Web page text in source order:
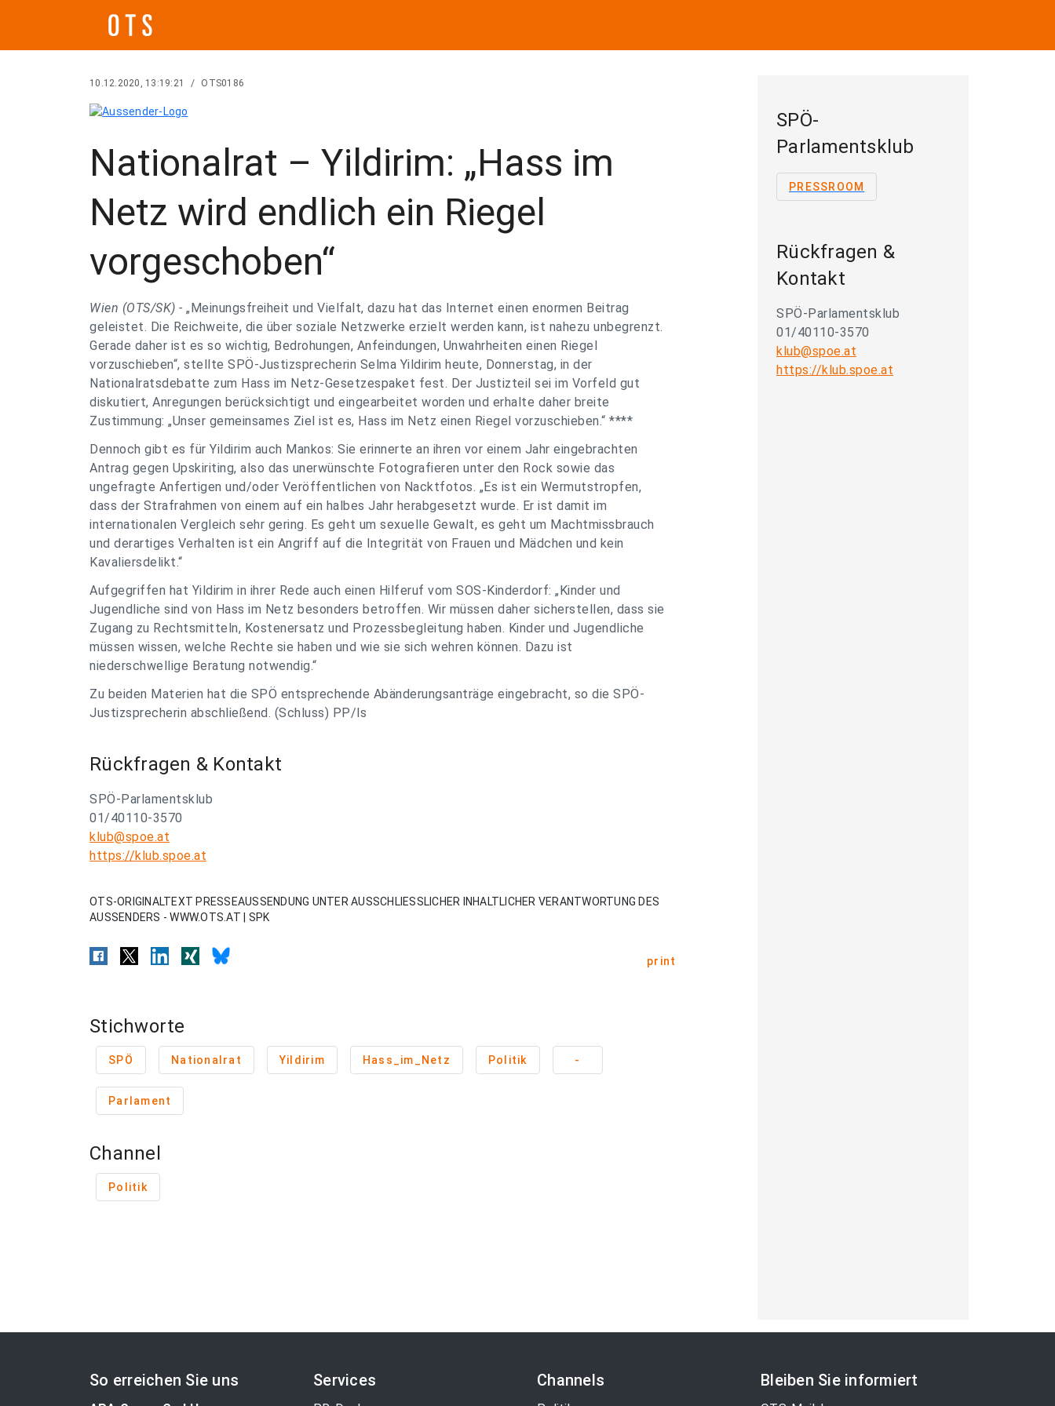
10.12.2020, 13:19:21 / OTS0186
Nationalrat – Yildirim: „Hass im
Netz wird endlich ein Riegel
vorgeschoben“
Wien (OTS/SK) - „Meinungsfreiheit und Vielfalt, dazu hat das Internet einen enormen Beitrag
geleistet. Die Reichweite, die über soziale Netzwerke erzielt werden kann, ist nahezu unbegrenzt.
Gerade daher ist es so wichtig, Bedrohungen, Anfeindungen, Unwahrheiten einen Riegel
vorzuschieben“, stellte SPÖ-Justizsprecherin Selma Yildirim heute, Donnerstag, in der
Nationalratsdebatte zum Hass im Netz-Gesetzespaket fest. Der Justizteil sei im Vorfeld gut
diskutiert, Anregungen berücksichtigt und eingearbeitet worden und erhalte daher breite
Zustimmung: „Unser gemeinsames Ziel ist es, Hass im Netz einen Riegel vorzuschieben.“ ****
Dennoch gibt es für Yildirim auch Mankos: Sie erinnerte an ihren vor einem Jahr eingebrachten
Antrag gegen Upskiriting, also das unerwünschte Fotografieren unter den Rock sowie das
ungefragte Anfertigen und/oder Veröffentlichen von Nacktfotos. „Es ist ein Wermutstropfen,
dass der Strafrahmen von einem auf ein halbes Jahr herabgesetzt wurde. Er ist damit im
internationalen Vergleich sehr gering. Es geht um sexuelle Gewalt, es geht um Machtmissbrauch
und derartiges Verhalten ist ein Angriff auf die Integrität von Frauen und Mädchen und kein
Kavaliersdelikt.“
Aufgegriffen hat Yildirim in ihrer Rede auch einen Hilferuf vom SOS-Kinderdorf: „Kinder und
Jugendliche sind von Hass im Netz besonders betroffen. Wir müssen daher sicherstellen, dass sie
Zugang zu Rechtsmitteln, Kostenersatz und Prozessbegleitung haben. Kinder und Jugendliche
müssen wissen, welche Rechte sie haben und wie sie sich wehren können. Dazu ist
niederschwellige Beratung notwendig.“
Zu beiden Materien hat die SPÖ entsprechende Abänderungsanträge eingebracht, so die SPÖ-
Justizsprecherin abschließend. (Schluss) PP/ls
Rückfragen & Kontakt
SPÖ-Parlamentsklub
01/40110-3570
klub@spoe.at
https://klub.spoe.at
OTS-ORIGINALTEXT PRESSEAUSSENDUNG UNTER AUSSCHLIESSLICHER INHALTLICHER VERANTWORTUNG DES
AUSSENDERS - WWW.OTS.AT | SPK
print
Stichworte
SPÖ Nationalrat Yildirim Hass_im_Netz Politik -
Parlament
Channel
Politik
SPÖ-
Parlamentsklub
PRESSROOM
Rückfragen &
Kontakt
SPÖ-Parlamentsklub
01/40110-3570
klub@spoe.at
https://klub.spoe.at
So erreichen Sie uns Services Channels Bleiben Sie informiert